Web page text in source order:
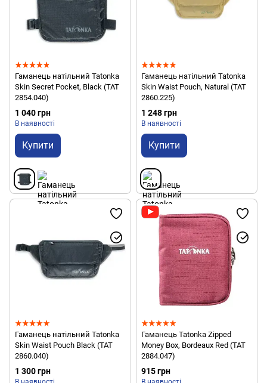
Гаманець натільний Tatonka
Skin Secret Pocket, Black (TAT
2854.040)
1 040 грн
В наявності
Купити
Гаманець натільний Tatonka
Skin Waist Pouch, Natural (TAT
2860.225)
1 248 грн
В наявності
Купити
Гаманець натільний Tatonka
Skin Waist Pouch Black (TAT
2860.040)
1 300 грн
Гаманець Tatonka Zipped
Money Box, Bordeaux Red (TAT
2884.047)
915 грн